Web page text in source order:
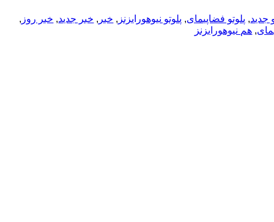
جدید, پلوتو فضاپیمای, پلوتو نیوهورایزنز , خبر , خبر جدید, خبر روز ,
, هم نیوهورایزنز